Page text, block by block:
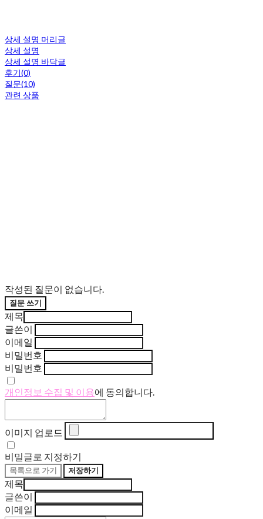
상세 설명 머리글
상세 설명
상세 설명 바닥글
후기(0)
질문(10)
관련 상품
작성된 질문이 없습니다.
질문 쓰기
제목
글쓴이
이메일
비밀번호
비밀번호
개인정보 수집 및 이용에 동의합니다.
이미지 업로드
비밀글로 지정하기
목록으로 가기 저장하기
제목
글쓴이
이메일